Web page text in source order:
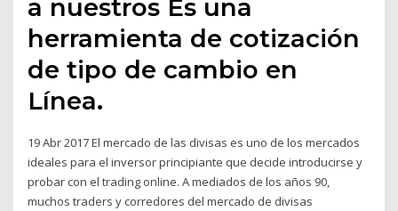
a nuestros Es una
herramienta de cotización
de tipo de cambio en
Línea.
19 Abr 2017 El mercado de las divisas es uno de los mercados
ideales para el inversor principiante que decide introducirse y
probar con el trading online. A mediados de los años 90,
muchos traders y corredores del mercado de divisas